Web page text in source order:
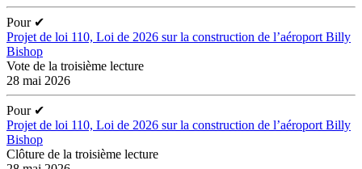
Pour ✔
Projet de loi 110, Loi de 2026 sur la construction de l’aéroport Billy
Bishop
Vote de la troisième lecture
28 mai 2026
Pour ✔
Projet de loi 110, Loi de 2026 sur la construction de l’aéroport Billy
Bishop
Clôture de la troisième lecture